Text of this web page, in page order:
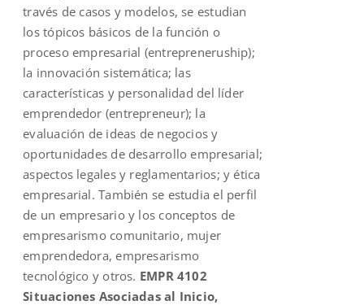
través de casos y modelos, se estudian
los tópicos básicos de la función o
proceso empresarial (entrepreneruship);
la innovación sistemática; las
características y personalidad del líder
emprendedor (entrepreneur); la
evaluación de ideas de negocios y
oportunidades de desarrollo empresarial;
aspectos legales y reglamentarios; y ética
empresarial. También se estudia el perfil
de un empresario y los conceptos de
empresarismo comunitario, mujer
emprendedora, empresarismo
tecnológico y otros. EMPR 4102
Situaciones Asociadas al Inicio,